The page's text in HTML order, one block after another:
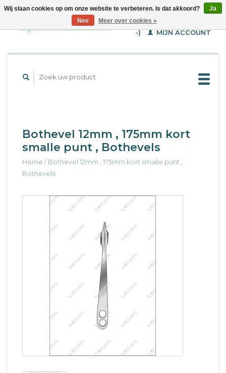
WINKELWAGEN (€--,-
-)
MIJN ACCOUNT
Bothevel 12mm , 175mm kort
smalle punt , Bothevels
Home /Bothevel 12mm , 175mm kort smalle punt ,
Bothevels
Wij slaan cookies op om onze website te verbeteren. Is dat akkoord?
Ja
Nee
Meer over cookies »